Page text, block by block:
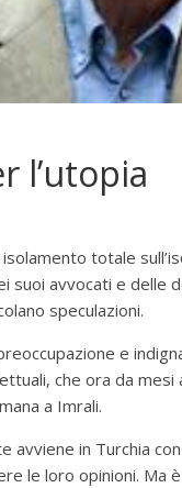
l’utopia
totale
suoi avvocati e delle
speculazioni.
e
che ora da
a Imrali.
avviene in Turchia
le loro opinioni. Ma